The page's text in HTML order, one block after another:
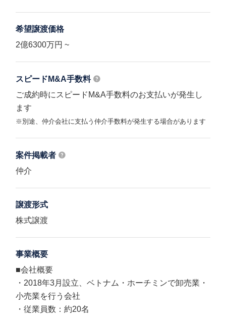
希望譲渡価格
2億6300万円 ~
スピードM&A手数料
ご成約時にスピードM&A手数料のお支払いが発生し
ます
※別途、仲介会社に支払う仲介手数料が発生する場合があります
案件掲載者
仲介
譲渡形式
株式譲渡
事業概要
■会社概要
・2018年3月設立、ベトナム・ホーチミンで卸売業・
小売業を行う会社
・従業員数：約20名